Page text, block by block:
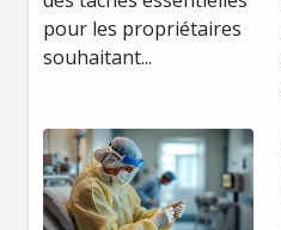
pour les propriétaires
souhaitant...